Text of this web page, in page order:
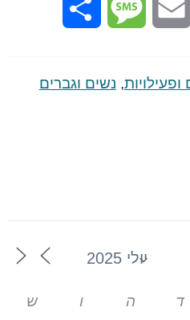
WhatsApp
Email
Message
ופעילויות, נשים וגברים
ד ה ו ש